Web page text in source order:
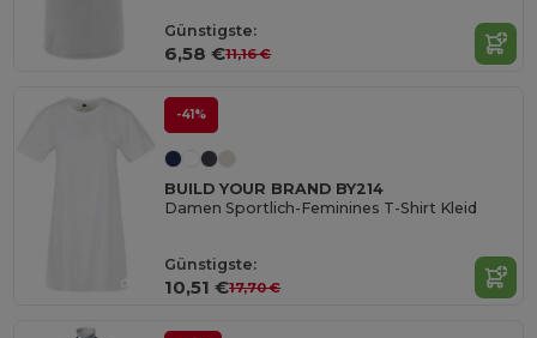
Günstigste:
6,58 €11,16 €
-41%
BUILD YOUR BRAND BY214
Damen Sportlich-Feminines T-Shirt Kleid
Günstigste:
10,51 €17,70 €